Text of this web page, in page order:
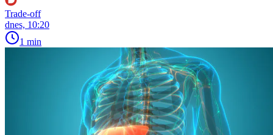
Trade-off
dnes, 10:20
1 min